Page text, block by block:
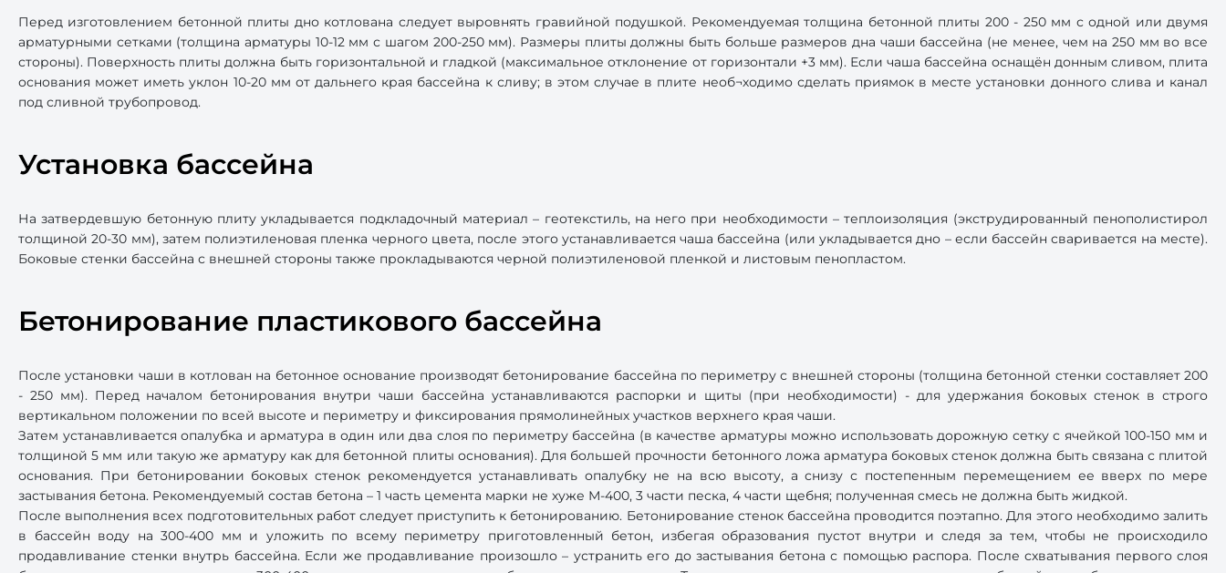
Перед изготовлением бетонной плиты дно котлована следует выровнять гравийной подушкой. Рекомендуемая толщина бетонной плиты 200 - 250 мм с одной или двумя
арматурными сетками (толщина арматуры 10-12 мм с шагом 200-250 мм). Размеры плиты должны быть больше размеров дна чаши бассейна (не менее, чем на 250 мм во все
стороны). Поверхность плиты должна быть горизонтальной и гладкой (максимальное отклонение от горизонтали +3 мм). Если чаша бассейна оснащён донным сливом, плита
основания может иметь уклон 10-20 мм от дальнего края бассейна к сливу; в этом случае в плите необ¬ходимо сделать приямок в месте установки донного слива и канал
под сливной трубопровод.
Установка бассейна
На затвердевшую бетонную плиту укладывается подкладочный материал – геотекстиль, на него при необходимости – теплоизоляция (экструдированный пенополистирол
толщиной 20-30 мм), затем полиэтиленовая пленка черного цвета, после этого устанавливается чаша бассейна (или укладывается дно – если бассейн сваривается на месте).
Боковые стенки бассейна с внешней стороны также прокладываются черной полиэтиленовой пленкой и листовым пенопластом.
Бетонирование пластикового бассейна
После установки чаши в котлован на бетонное основание производят бетонирование бассейна по периметру с внешней стороны (толщина бетонной стенки составляет 200
- 250 мм). Перед началом бетонирования внутри чаши бассейна устанавливаются распорки и щиты (при необходимости) - для удержания боковых стенок в строго
вертикальном положении по всей высоте и периметру и фиксирования прямолинейных участков верхнего края чаши.
Затем устанавливается опалубка и арматура в один или два слоя по периметру бассейна (в качестве арматуры можно использовать дорожную сетку с ячейкой 100-150 мм и
толщиной 5 мм или такую же арматуру как для бетонной плиты основания). Для большей прочности бетонного ложа арматура боковых стенок должна быть связана с плитой
основания. При бетонировании боковых стенок рекомендуется устанавливать опалубку не на всю высоту, а снизу с постепенным перемещением ее вверх по мере
застывания бетона. Рекомендуемый состав бетона – 1 часть цемента марки не хуже М-400, 3 части песка, 4 части щебня; полученная смесь не должна быть жидкой.
После выполнения всех подготовительных работ следует приступить к бетонированию. Бетонирование стенок бассейна проводится поэтапно. Для этого необходимо залить
в бассейн воду на 300-400 мм и уложить по всему периметру приготовленный бетон, избегая образования пустот внутри и следя за тем, чтобы не происходило
продавливание стенки внутрь бассейна. Если же продавливание произошло – устранить его до застывания бетона с помощью распора. После схватывания первого слоя